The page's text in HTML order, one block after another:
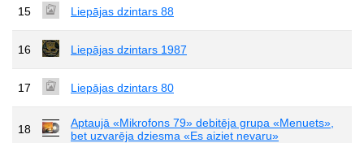
15 Liepājas dzintars 88
16 Liepājas dzintars 1987
17 Liepājas dzintars 80
18
Aptaujā «Mikrofons 79» debitēja grupa «Menuets»,
bet uzvarēja dziesma «Es aiziet nevaru»